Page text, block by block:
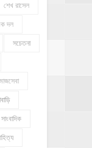
শেখ রাসেল
দল
সচেতনা
সাংবাদিক